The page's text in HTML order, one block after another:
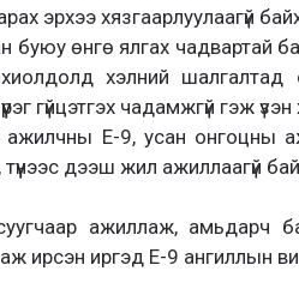
эрхээ хязгаарлуулаагүй
буюу өнгө ялгах чадвартай
хэлний
гүйцэтгэх чадамжгүй гэж
ажилчны E-9, усан онгоцны
дээш жил ажиллаагүй
ажиллаж, амьдарч
ирсэн иргэд Е-9 ангиллын